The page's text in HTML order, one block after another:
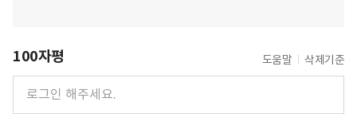
100자평 도움말 삭제기준